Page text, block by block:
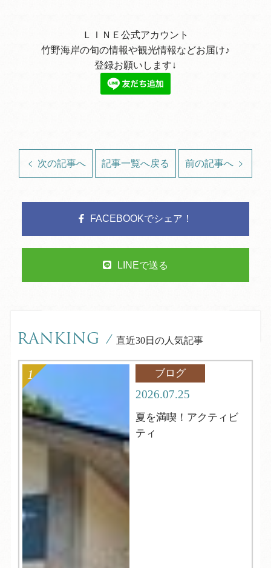
ＬＩＮＥ公式アカウント
竹野海岸の旬の情報や観光情報などお届け♪
登録お願いします↓
次の記事へ 記事一覧へ戻る 前の記事へ
FACEBOOKでシェア！
LINEで送る
RANKING / 直近30日の人気記事
ブログ
2026.07.25
夏を満喫！アクティビ
ティ